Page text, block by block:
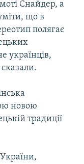
Снайдер, а
що в
полягає
українців,
новою
традиції